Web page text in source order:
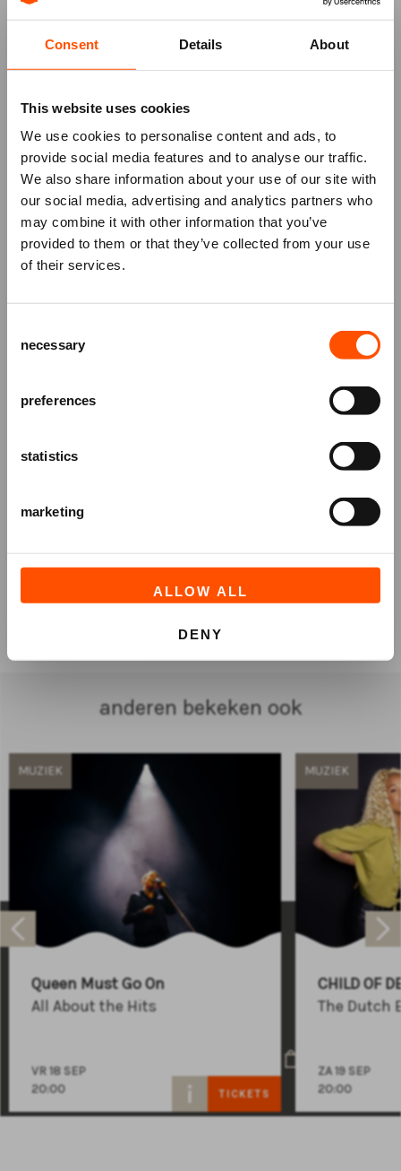
Consent Details About
This website uses cookies
We use cookies to personalise content and ads, to
provide social media features and to analyse our traffic.
We also share information about your use of our site with
our social media, advertising and analytics partners who
may combine it with other information that you’ve
provided to them or that they’ve collected from your use
of their services.
Selection
necessary
preferences
statistics
marketing
ALLOW ALL
DENY
scherpe grappen, bitterzoete liedjes en onverwachte
€ 10,00 korting voor Vrienden
korting op deze voorstelling. De korting wordt
automatisch verrekend als je bent ingelogd.
TICKETS
anderen bekeken ook
MUZIEK
Queen Must Go On
All About the Hits
VR 18 SEP
20:00
TICKETS
MUZIEK
CHILD OF
The Dutch
ZA 19 SEP
20:00
+31 (0)591 - 850 856
info@atlastheater.nl
Mis niks
en speciale aanbiedingen!